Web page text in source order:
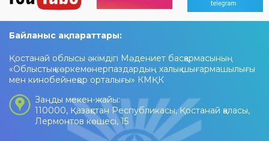
Байланыс ақпараттары:
Қостанай облысы әкімдігі Мәдениет басқармасының
«Облыстық көркемөнерпаздардың халық шығармашылығы
мен кинобейнеқор орталығы» КМҚК
Заңды мекен-жайы:
110000, Қазақстан Республикасы, Қостанай қаласы,
Лермонтов көшесі, 15